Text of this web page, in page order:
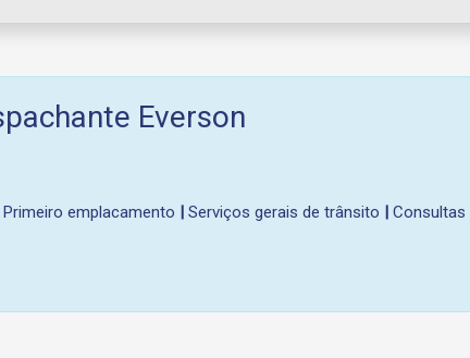
Everson
Primeiro emplacamento | Serviços gerais de trânsito | Consultas